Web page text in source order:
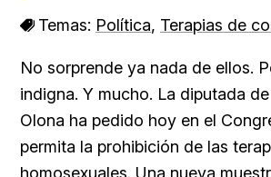
Temas: Política, Terapias de
No sorprende ya nada de ellos.
indigna. Y mucho. La diputada
Olona ha pedido hoy en el
permita la prohibición de las